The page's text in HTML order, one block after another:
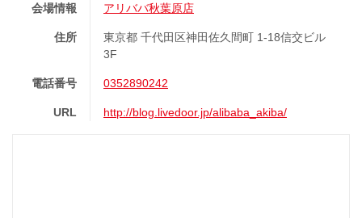
会場情報 アリババ秋葉原店
住所
東京都 千代田区神田佐久間町 1-18信交ビル
3F
電話番号 0352890242
URL http://blog.livedoor.jp/alibaba_akiba/